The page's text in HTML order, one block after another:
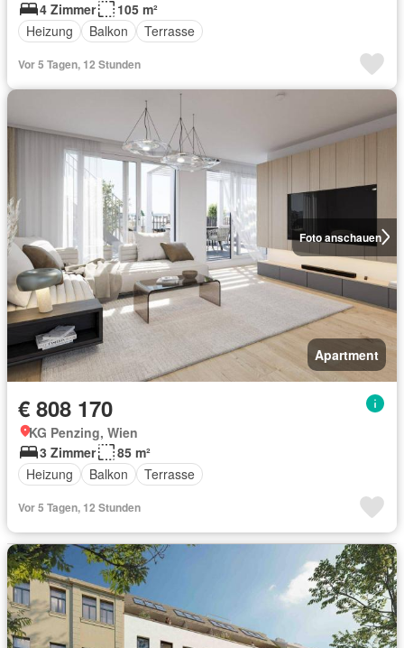
4 Zimmer
105 m²
Heizung
Balkon Terrasse
Vor 5 Tagen, 12 Stunden
Foto anschauen
Apartment
€ 808 170
KG Penzing, Wien
3 Zimmer
85 m²
Heizung
Balkon Terrasse
Vor 5 Tagen, 12 Stunden